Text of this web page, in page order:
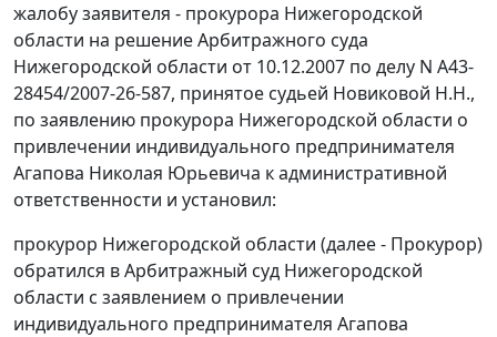
жалобу заявителя - прокурора Нижегородской
области на решение Арбитражного суда
Нижегородской области от 10.12.2007 по делу N А43-
28454/2007-26-587, принятое судьей Новиковой Н.Н.,
по заявлению прокурора Нижегородской области о
привлечении индивидуального предпринимателя
Агапова Николая Юрьевича к административной
ответственности и установил:
прокурор Нижегородской области (далее - Прокурор)
обратился в Арбитражный суд Нижегородской
области с заявлением о привлечении
индивидуального предпринимателя Агапова